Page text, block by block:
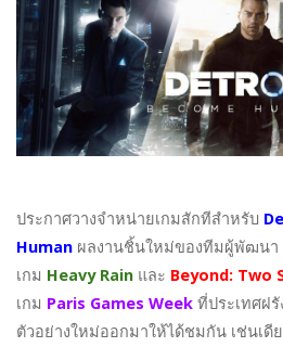
ประกาศวางจำหน่ายเกมสักทีสำหรับ
Human ผลงานชิ้นใหม่ของทีมผู้พัฒนา
เกม Heavy Rain และ Beyond: Two
เกม Paris Games Week ที่ประเทศฝ
ตัวอย่างใหม่ออกมาให้ได้ชมกัน เช่นเ